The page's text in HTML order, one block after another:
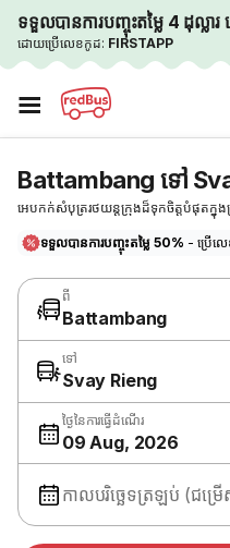
ទទួលបានការបញ្ចុះតម្លៃ 4 ដុល្លា
ដោយប្រើលេខកូដ: FIRSTAPP
☰
Battambang ទៅ
អេបកក់សំបុត្ររថយន្តក្រុងដ៏ទុកចិត្តបំផុតក្នុង
ទទួលបានការបញ្ចុះតម្លៃ 50% - ប្រើល
ពី
Battambang
ទៅ
Svay Rieng
ថ្ងៃនៃការធ្វើដំណើរ
09 Aug, 2026
កាលបរិច្ឆេទត្រឡប់ (ជម្រ